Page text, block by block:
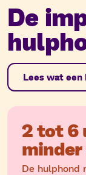
De
Lees wat
2 tot 6
De hulphond